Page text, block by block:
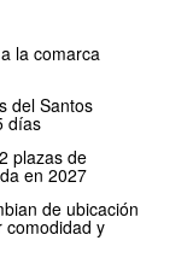
la comarca
del Santos
días
plazas de
en 2027
de ubicación
comodidad y